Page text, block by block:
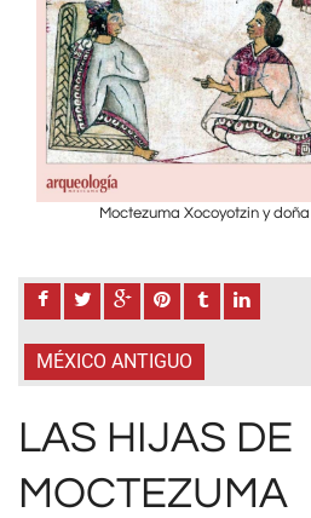
Moctezuma Xocoyotzin y
MÉXICO ANTIGUO
LAS HIJAS DE
MOCTEZUMA